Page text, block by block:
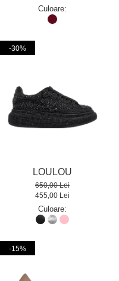
Culoare:
-30%
LOULOU
650,00 Lei
455,00 Lei
Culoare:
-15%